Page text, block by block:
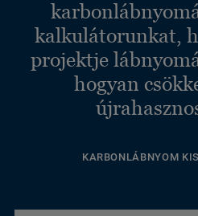
kalkulátorunkat,
projektje
hogyan
KARBONLÁBNYOM